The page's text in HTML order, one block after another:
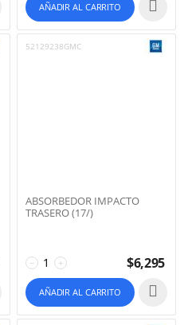
AÑADIR AL CARRITO
52129238GMC
ABSORBEDOR IMPACTO
TRASERO (17/)
+
− $6,295
AÑADIR AL CARRITO